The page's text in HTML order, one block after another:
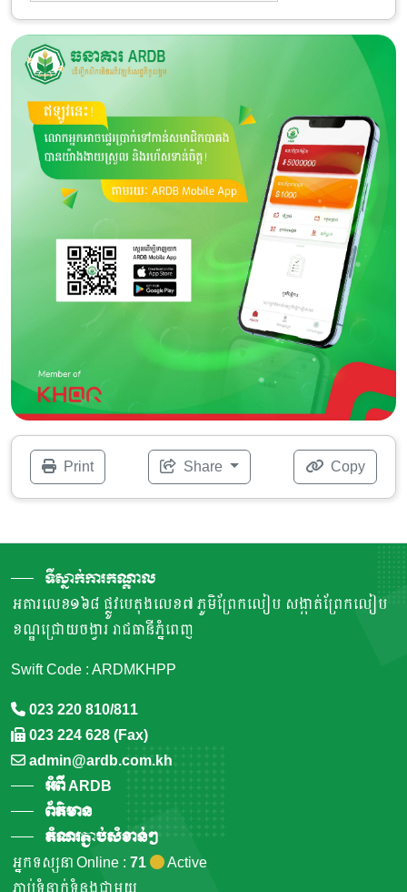
ប្រភេទ
Print Share Copy
ទីស្នាក់ការកណ្តាល
អគារលេខ១៦៨ ផ្លូវបេតុងលេខ៧ ភូមិព្រែកលៀប សង្កាត់ព្រែកលៀប
ខណ្ឌជ្រោយចង្វារ រាជធានីភ្នំពេញ
Swift Code : ARDMKHPP
023 220 810/811
023 224 628 (Fax)
admin@ardb.com.kh
អំពី ARDB
ព័ត៌មាន
តំណរភ្ជាប់សំខាន់ៗ
អ្នកទស្សនា Online : 71
Active
ភ្ជាប់ទំនាក់ទំនងជាមួយ